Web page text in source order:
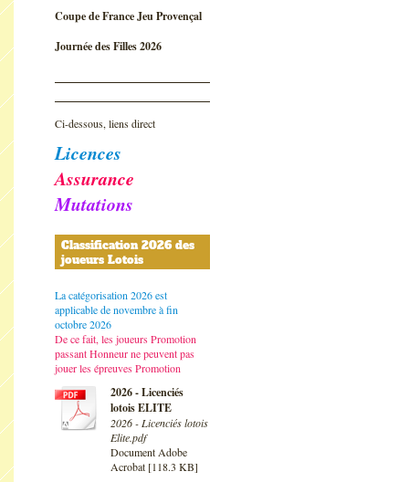
Coupe de France Jeu Provençal
Journée des Filles 2026
Ci-dessous, liens direct
Licences
Assurance
Mutations
Classification 2026 des
joueurs Lotois
La catégorisation 2026 est
applicable de novembre à fin
octobre 2026
De ce fait, les joueurs Promotion
passant Honneur ne peuvent pas
jouer les épreuves Promotion
2026 - Licenciés
lotois ELITE
2026 - Licenciés lotois
Elite.pdf
Document Adobe
Acrobat [118.3 KB]